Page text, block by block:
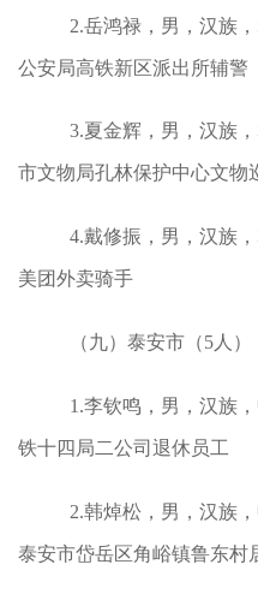
2.岳鸿禄，男，汉族
公安局高铁新区派出所辅警
3.夏金辉，男，汉族
市文物局孔林保护中心文物
4.戴修振，男，汉族
美团外卖骑手
（九）泰安市（5人）
1.李钦鸣，男，汉族
铁十四局二公司退休员工
2.韩焯松，男，汉族
泰安市岱岳区角峪镇鲁东村